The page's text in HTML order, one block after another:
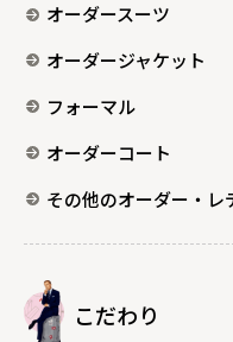
オーダースーツ
オーダージャケット
フォーマル
オーダーコート
その他のオーダー・レ
こだわり